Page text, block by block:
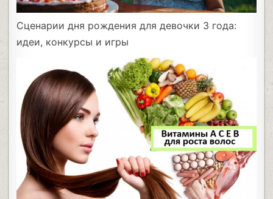
Сценарии дня рождения для девочки 3 года:
идеи, конкурсы и игры